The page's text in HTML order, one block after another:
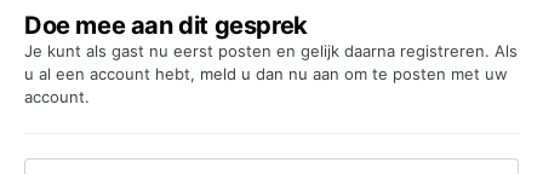
Doe mee aan dit gesprek
Je kunt als gast nu eerst posten en gelijk daarna registreren. Als
u al een account hebt, meld u dan nu aan om te posten met uw
account.